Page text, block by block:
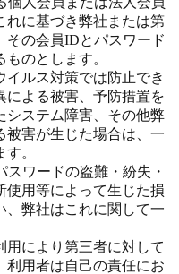
れに基づき弊社または第
その会員IDとパスワード
のとします。
イルス対策では防止でき
による被害、予防措置を
システム障害、その他弊
被害が生じた場合は、一
。
ワードの盗難・紛失・
使用等によって生じた損
、弊社はこれに関して一
用により第三者に対して
利用者は自己の責任にお